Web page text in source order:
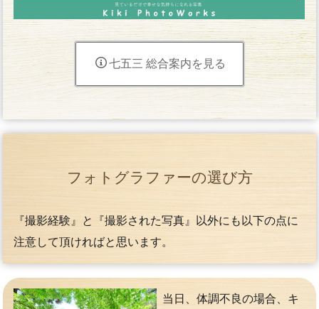
七五三 総合案内を見る
フォトグラファーの選び方
『撮影経験』と『撮影された写真』以外にも以下の点に
注意して頂ければと思います。
当日、体調不良の場合、キ